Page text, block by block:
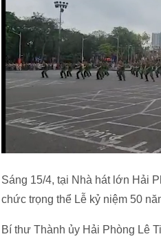
Sáng 15/4, tại Nhà hát lớn Hải
chức trọng thể Lễ kỷ niệm 50
Bí thư Thành ủy Hải Phòng Lê